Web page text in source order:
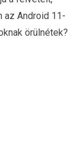
az Android 11-
örülnétek?